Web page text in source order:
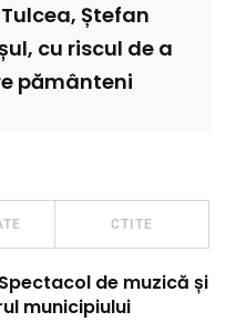
Ștefan
cu riscul de a
pământeni
CTITE
de muzică și
municipiului